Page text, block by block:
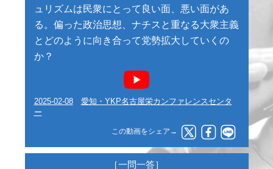
ュリズムは民衆にとって良い面、悪い面があ
る。偏った政治思想、ナチスと重なる大衆主義
とどのように向き合って党勢拡大していくの
か？
2025-02-08
愛知・YKP名古屋栄カンファレンスセンタ
ー
この動画をシェア→
［一問一答］